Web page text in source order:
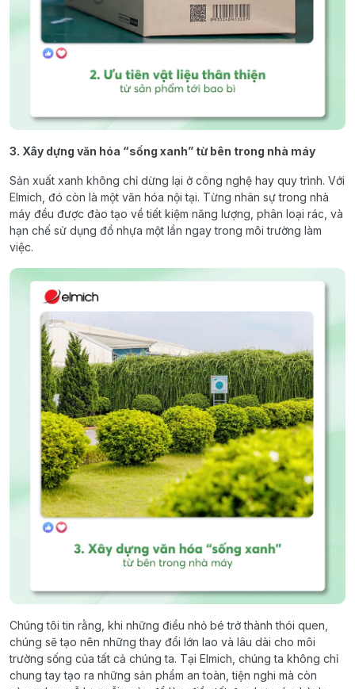
3. Xây dựng văn hóa “sống xanh” từ bên trong nhà máy
Sản xuất xanh không chỉ dừng lại ở công nghệ hay quy trình. Với
Elmich, đó còn là một văn hóa nội tại. Từng nhân sự trong nhà
máy đều được đào tạo về tiết kiệm năng lượng, phân loại rác, và
hạn chế sử dụng đồ nhựa một lần ngay trong môi trường làm
việc.
Chúng tôi tin rằng, khi những điều nhỏ bé trở thành thói quen,
chúng sẽ tạo nên những thay đổi lớn lao và lâu dài cho môi
trường sống của tất cả chúng ta. Tại Elmich, chúng ta không chỉ
chung tay tạo ra những sản phẩm an toàn, tiện nghi mà còn